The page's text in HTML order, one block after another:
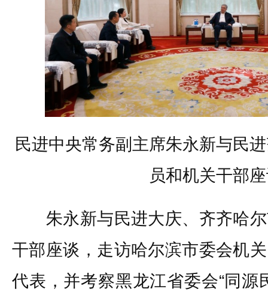
民进中央常务副主席朱永新与民
员和机关干部
朱永新与民进大庆、齐齐哈尔
干部座谈，走访哈尔滨市委会机
代表，并考察黑龙江省委会“同源